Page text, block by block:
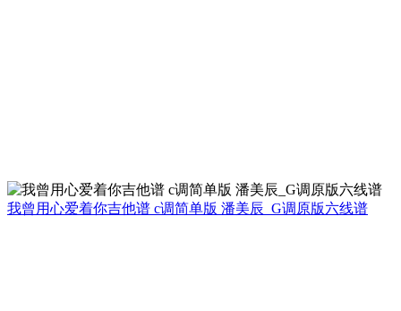
我曾用心爱着你吉他谱 c调简单版 潘美辰_G调原版六线谱